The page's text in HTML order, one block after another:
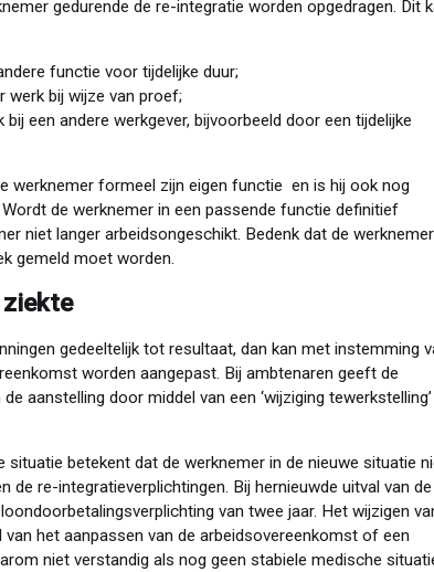
gedurende de re-integratie worden opgedragen. Dit
functie voor tijdelijke duur;
werk bij wijze van proef;
bij een andere werkgever, bijvoorbeeld door een tijdelijke
werknemer formeel zijn eigen functie en is hij ook nog
de werknemer in een passende functie definitief
niet langer arbeidsongeschikt. Bedenk dat de
gemeld moet worden.
gedeeltelijk tot resultaat, dan kan met instemming
worden aangepast. Bij ambtenaren geeft de
aanstelling door middel van een ‘wijziging tewerkstelling’
situatie betekent dat de werknemer in de nieuwe situatie
de re-integratieverplichtingen. Bij hernieuwde uitval van de
van twee jaar. Het wijzigen
het aanpassen van de arbeidsovereenkomst of een
niet verstandig als nog geen stabiele medische